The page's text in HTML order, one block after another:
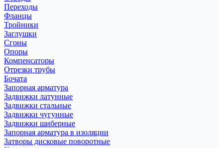
Переходы
Фланцы
Тройники
Заглушки
Сгоны
Опоры
Компенсаторы
Отрезки трубы
Бочата
Запорная арматура
Задвижки латунные
Задвижки стальные
Задвижки чугунные
Задвижки шиберные
Запорная арматура в изоляции
Затворы дисковые поворотные